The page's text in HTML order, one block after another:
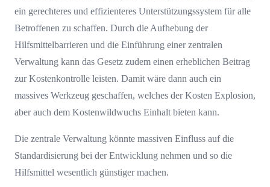
ein gerechteres und effizienteres Unterstützungssystem für alle
Betroffenen zu schaffen. Durch die Aufhebung der
Hilfsmittelbarrieren und die Einführung einer zentralen
Verwaltung kann das Gesetz zudem einen erheblichen Beitrag
zur Kostenkontrolle leisten. Damit wäre dann auch ein
massives Werkzeug geschaffen, welches der Kosten Explosion,
aber auch dem Kostenwildwuchs Einhalt bieten kann.
Die zentrale Verwaltung könnte massiven Einfluss auf die
Standardisierung bei der Entwicklung nehmen und so die
Hilfsmittel wesentlich günstiger machen.